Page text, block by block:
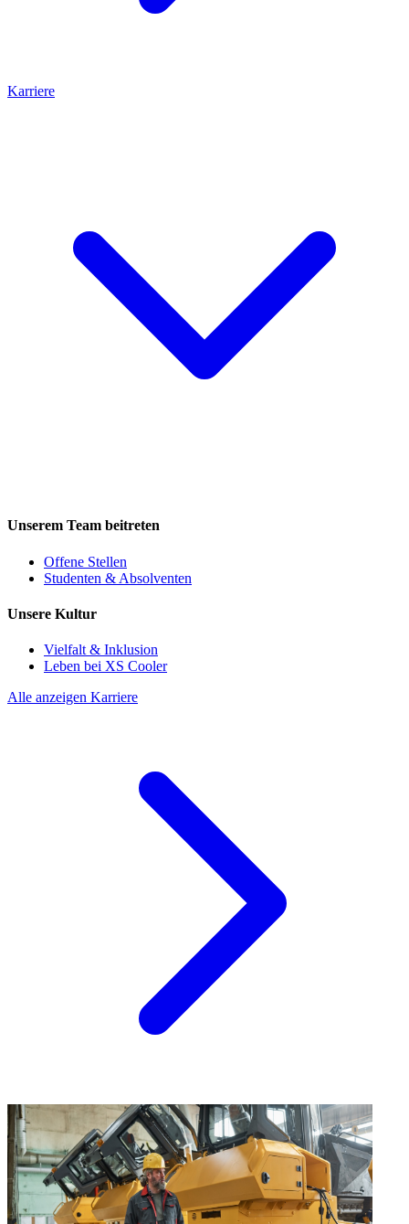
Karriere
Unserem Team beitreten
Offene Stellen
Studenten & Absolventen
Unsere Kultur
Vielfalt & Inklusion
Leben bei XS Cooler
Alle anzeigen Karriere